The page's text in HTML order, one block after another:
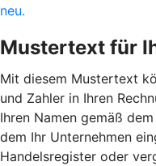
neu.
Mustertext für
Mit diesem Mustertext
und Zahler in Ihren
Ihren Namen gemäß
dem Ihr Unternehmen
Handelsregister oder